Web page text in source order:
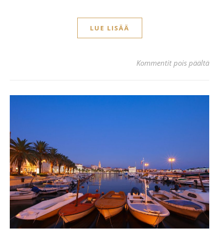
LUE LISÄÄ
Kommentit pois päältä